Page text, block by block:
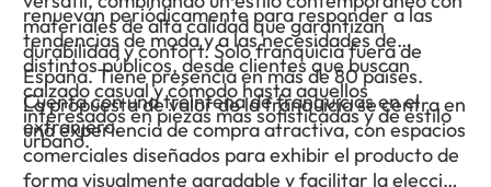
materiales de alta calidad que garantizan
durabilidad y confort. Solo franquicia fuera de
España. Tiene presencia en más de 80 países.
Cuenta con una treintena de franquicias en el
extranjero.
renuevan periódicamente para responder a las
tendencias de moda y a las necesidades de
distintos públicos, desde clientes que buscan
calzado casual y cómodo hasta aquellos
interesados en piezas más sofisticadas y de estilo
urbano.
La propuesta de valor de la franquicia se centra en
una experiencia de compra atractiva, con espacios
comerciales diseñados para exhibir el producto de
forma visualmente agradable y facilitar la elección